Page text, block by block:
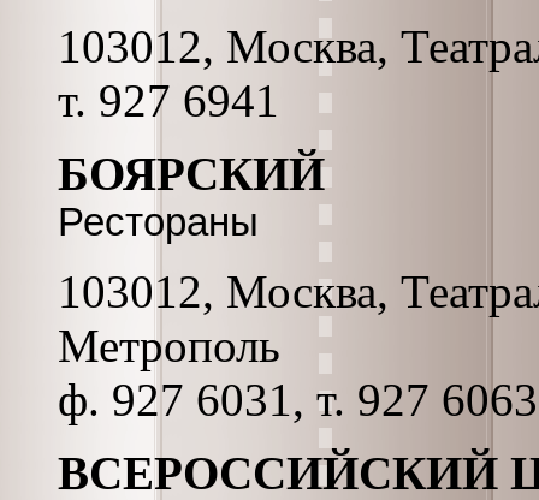
103012, Москва,
т. 927 6941
БОЯРСКИЙ
Рестораны
103012, Москва,
Метрополь
ф. 927 6031, т. 927 6063
ВСЕРОССИЙСКИЙ